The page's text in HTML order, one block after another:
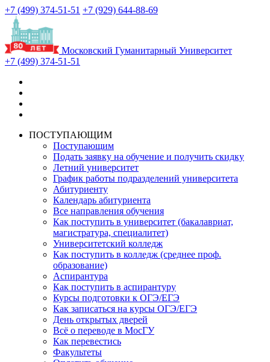
+7 (499) 374-51-51 +7 (929) 644-88-69
Московский Гуманитарный Университет
+7 (499) 374-51-51
ПОСТУПАЮЩИМ
Поступающим
Подать заявку на обучение и получить скидку
Летний университет
График работы подразделений университета
Абитуриенту
Календарь абитуриента
Все направления обучения
Как поступить в университет (бакалавриат,
магистратура, специалитет)
Университетский колледж
Как поступить в колледж (среднее проф.
образование)
Аспирантура
Как поступить в аспирантуру
Курсы подготовки к ОГЭ/ЕГЭ
Как записаться на курсы ОГЭ/ЕГЭ
День открытых дверей
Всё о переводе в МосГУ
Как перевестись
Факультеты